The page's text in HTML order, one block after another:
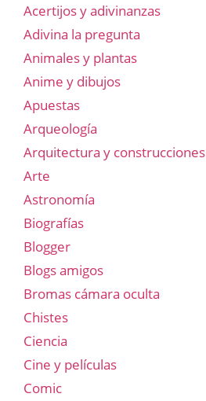
Acertijos y adivinanzas
Adivina la pregunta
Animales y plantas
Anime y dibujos
Apuestas
Arqueología
Arquitectura y construcciones
Arte
Astronomía
Biografías
Blogger
Blogs amigos
Bromas cámara oculta
Chistes
Ciencia
Cine y películas
Comic